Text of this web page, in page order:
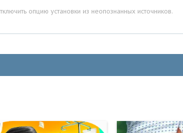
опцию установки из неопознанных источников.